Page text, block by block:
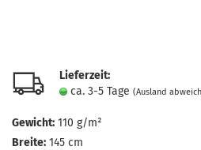
Lieferzeit:
ca. 3-5 Tage (Ausland
Gewicht: 110 g/m²
Breite: 145 cm